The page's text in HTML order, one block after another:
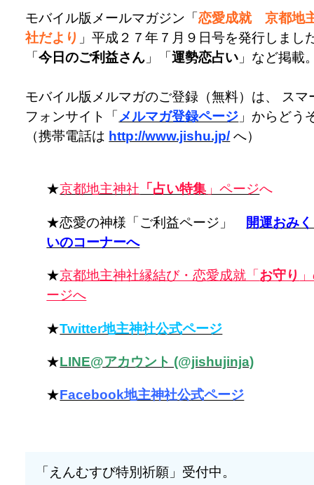
モバイル版メールマガジン「恋愛成就 京都地
社だより 」平成２７年７月９日号を発行しまし
「今日のご利益さん 」「運勢恋占い 」など掲載
モバイル版メルマガのご登録（無料）は、 スマ
フォンサイト「 メルマガ登録ページ 」からどう
（携帯電話は http://www.jishu.jp/ へ）
★京都地主神社 「占い特集 」ページへ
★恋愛の神様「ご利益ページ」
開運おみ
いのコーナーへ
★京都地主神社縁結び・恋愛成就「お守り
ージへ
★Twitter地主神社公式ページ
★LINE@アカウント (@jishujinja)
★Facebook地主神社公式ページ
「えんむすび特別祈願」受付中。